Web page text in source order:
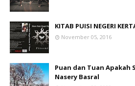
KITAB PUISI NEGERI
November 05, 2016
Puan dan Tuan Apakah
Nasery Basral